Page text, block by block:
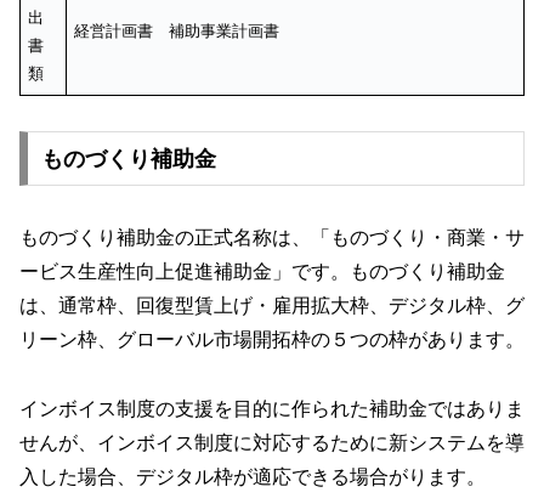
出
書
類
経営計画書 補助事業計画書
ものづくり補助金
ものづくり補助金の正式名称は、「ものづくり・商業・サ
ービス生産性向上促進補助金」です。ものづくり補助金
は、通常枠、回復型賃上げ・雇用拡大枠、デジタル枠、グ
リーン枠、グローバル市場開拓枠の５つの枠があります。
インボイス制度の支援を目的に作られた補助金ではありま
せんが、インボイス制度に対応するために新システムを導
入した場合、デジタル枠が適応できる場合がります。